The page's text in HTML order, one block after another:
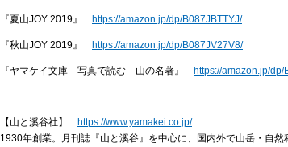
『夏山JOY 2019』 https://amazon.jp/dp/B087JBTTYJ/
『秋山JOY 2019』 https://amazon.jp/dp/B087JV27V8/
『ヤマケイ文庫 写真で読む 山の名著』 https://amazon.jp/dp/
【山と溪谷社】 https://www.yamakei.co.jp/
1930年創業。月刊誌『山と溪谷』を中心に、国内外で山岳・自然